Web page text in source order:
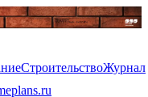
СтроительствоЖурнал